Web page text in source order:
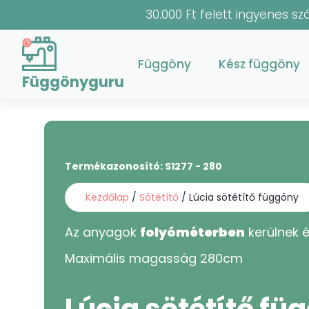
30.000 Ft felett ingyenes
Függönyguru
Függöny Kész függöny
Termékazonosító: S1277 - 280
Kezdőlap / Sötétítő / Lúcia sötétítő függöny
Az anyagok folyóméterben kerülnek
Maximális magasság 280cm